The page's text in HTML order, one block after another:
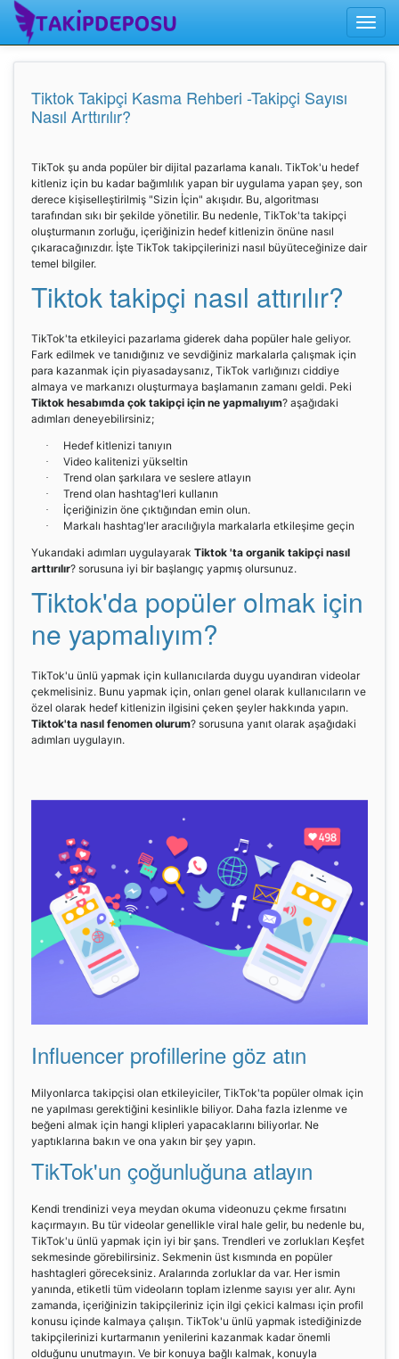
Toggle
Tiktok Takipçi Kasma Rehberi -Takipçi Sayısı
Nasıl Arttırılır?
TikTok şu anda popüler bir dijital pazarlama kanalı. TikTok'u hedef
kitleniz için bu kadar bağımlılık yapan bir uygulama yapan şey, son
derece kişiselleştirilmiş "Sizin İçin" akışıdır. Bu, algoritması
tarafından sıkı bir şekilde yönetilir. Bu nedenle, TikTok'ta takipçi
oluşturmanın zorluğu, içeriğinizin hedef kitlenizin önüne nasıl
çıkaracağınızdır. İşte TikTok takipçilerinizi nasıl büyüteceğinize dair
temel bilgiler.
Tiktok takipçi nasıl attırılır?
TikTok'ta etkileyici pazarlama giderek daha popüler hale geliyor.
Fark edilmek ve tanıdığınız ve sevdiğiniz markalarla çalışmak için
para kazanmak için piyasadaysanız, TikTok varlığınızı ciddiye
almaya ve markanızı oluşturmaya başlamanın zamanı geldi. Peki
Tiktok hesabımda çok takipçi için ne yapmalıyım? aşağıdaki
adımları deneyebilirsiniz;
· Hedef kitlenizi tanıyın
· Video kalitenizi yükseltin
· Trend olan şarkılara ve seslere atlayın
· Trend olan hashtag'leri kullanın
· İçeriğinizin öne çıktığından emin olun.
·
Markalı hashtag'ler aracılığıyla markalarla etkileşime geçin
Yukarıdaki adımları uygulayarak Tiktok 'ta organik takipçi nasıl
arttırılır? sorusuna iyi bir başlangıç yapmış olursunuz.
Tiktok'da popüler olmak için
ne yapmalıyım?
TikTok'u ünlü yapmak için kullanıcılarda duygu uyandıran videolar
çekmelisiniz. Bunu yapmak için, onları genel olarak kullanıcıların ve
özel olarak hedef kitlenizin ilgisini çeken şeyler hakkında yapın.
Tiktok'ta nasıl fenomen olurum? sorusuna yanıt olarak aşağıdaki
adımları uygulayın.
Influencer profillerine göz atın
Milyonlarca takipçisi olan etkileyiciler, TikTok'ta popüler olmak için
ne yapılması gerektiğini kesinlikle biliyor. Daha fazla izlenme ve
beğeni almak için hangi klipleri yapacaklarını biliyorlar. Ne
yaptıklarına bakın ve ona yakın bir şey yapın.
TikTok'un çoğunluğuna atlayın
Kendi trendinizi veya meydan okuma videonuzu çekme fırsatını
kaçırmayın. Bu tür videolar genellikle viral hale gelir, bu nedenle bu,
TikTok'u ünlü yapmak için iyi bir şans. Trendleri ve zorlukları Keşfet
sekmesinde görebilirsiniz. Sekmenin üst kısmında en popüler
hashtagleri göreceksiniz. Aralarında zorluklar da var. Her ismin
yanında, etiketli tüm videoların toplam izlenme sayısı yer alır. Aynı
zamanda, içeriğinizin takipçileriniz için ilgi çekici kalması için profil
konusu içinde kalmaya çalışın. TikTok'u ünlü yapmak istediğinizde
takipçilerinizi kurtarmanın yenilerini kazanmak kadar önemli
olduğunu unutmayın. Ve bir konuya bağlı kalmak, konuyla